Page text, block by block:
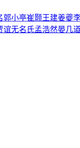
郭小亭崔颢王建姜夔
谊无名氏孟浩然晏几